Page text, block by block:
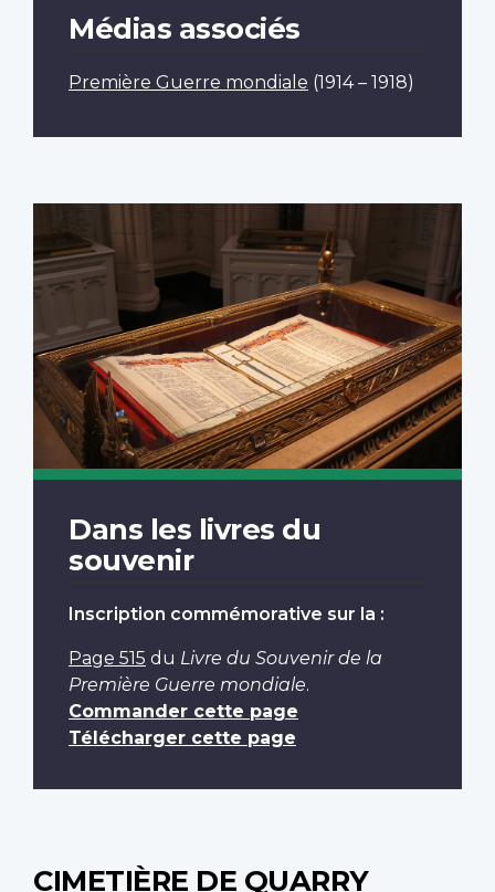
Médias associés
Première Guerre mondiale (1914 – 1918)
Dans les livres du
souvenir
Inscription commémorative sur la :
Page 515 du Livre du Souvenir de la
Première Guerre mondiale.
Commander cette page
Télécharger cette page
CIMETIÈRE DE QUARRY